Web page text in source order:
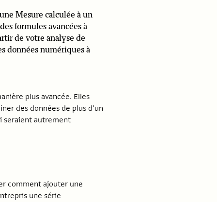
Mesure calculée à un
formules avancées à
de votre analyse de
données numériques à
plus avancée. Elles
des données de plus d'un
seraient autrement
comment ajouter une
une série